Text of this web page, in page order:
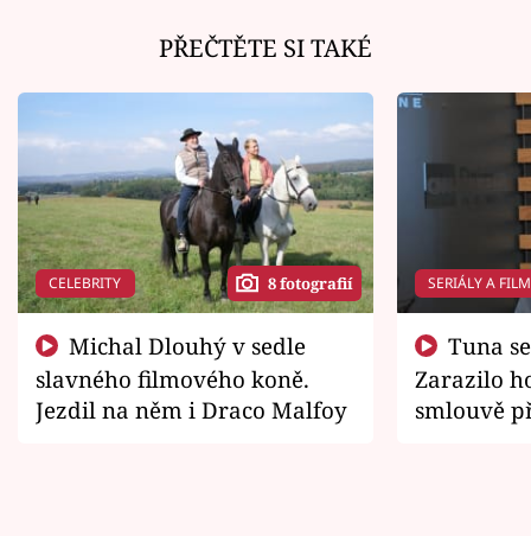
PŘEČTĚTE SI TAKÉ
CELEBRITY 8 fotografií
slavného filmového koně.
Jezdil na něm i Draco Malfoy
SERIÁLY A
Zarazilo
smlouvě